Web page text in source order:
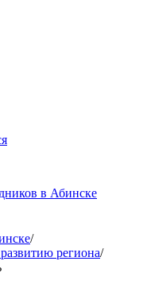
в Абинске
/
региона/